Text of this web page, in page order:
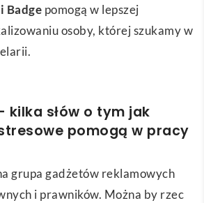
Badge pomogą w lepszej
osoby, której szukamy w
kilka słów o tym jak
pomogą w pracy
grupa gadżetów reklamowych
i prawników. Można by rzec